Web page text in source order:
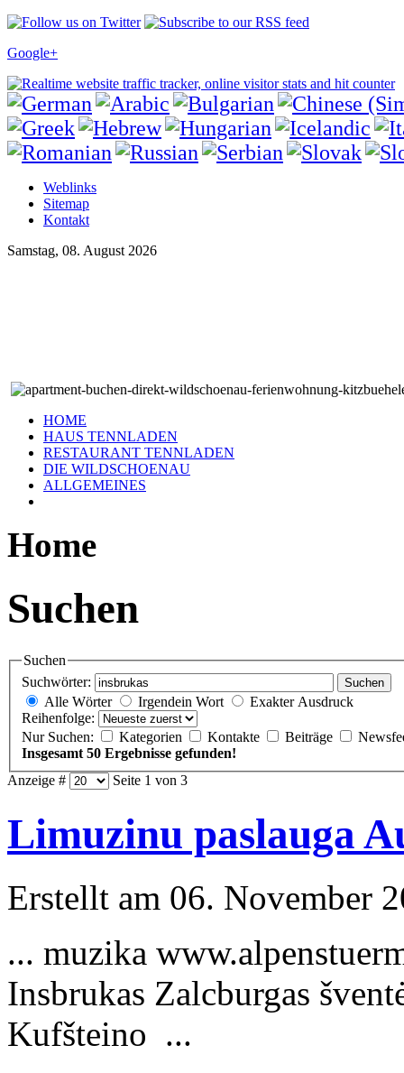
Google+
Weblinks
Sitemap
Kontakt
Samstag, 08. August 2026
HOME
HAUS TENNLADEN
RESTAURANT TENNLADEN
DIE WILDSCHOENAU
ALLGEMEINES
Home
Suchen
Suchen
Suchwörter:
Suchen
Alle Wörter Irgendein Wort
Exakter Ausdruck
Reihenfolge:
Nur Suchen:
Kategorien Kontakte Beiträge
Insgesamt 50 Ergebnisse gefunden!
Anzeige #
Seite 1 von 3
Limuzinu paslauga
Erstellt am 06. November
... muzika
Insbrukas Zalcburgas
Kufšteino ...